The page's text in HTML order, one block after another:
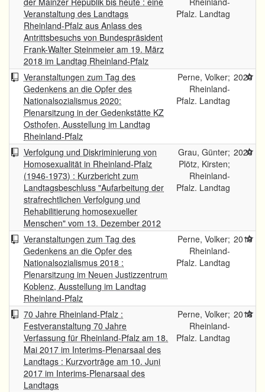
Veranstaltung des Landtags
Rheinland-Pfalz aus Anlass des
Antrittsbesuchs von Bundespräsident
Frank-Walter Steinmeier am 19. März
2018 im Landtag Rheinland-Pfalz
Pfalz. Landtag
Veranstaltungen zum Tag des
Gedenkens an die Opfer des
Nationalsozialismus 2020:
Plenarsitzung in der Gedenkstätte KZ
Osthofen, Ausstellung im Landtag
Rheinland-Pfalz
Perne, Volker;
Rheinland-
Pfalz. Landtag
2020
Verfolgung und Diskriminierung von
Homosexualität in Rheinland-Pfalz
(1946-1973) : Kurzbericht zum
Landtagsbeschluss "Aufarbeitung der
strafrechtlichen Verfolgung und
Rehabilitierung homosexueller
Menschen" vom 13. Dezember 2012
Grau, Günter;
Plötz, Kirsten;
Rheinland-
Pfalz. Landtag
2020
Veranstaltungen zum Tag des
Gedenkens an die Opfer des
Nationalsozialismus 2018 :
Plenarsitzung im Neuen Justizzentrum
Koblenz, Ausstellung im Landtag
Rheinland-Pfalz
Perne, Volker;
Rheinland-
Pfalz. Landtag
2019
70 Jahre Rheinland-Pfalz :
Festveranstaltung 70 Jahre
Verfassung für Rheinland-Pfalz am 18.
Mai 2017 im Interims-Plenarsaal des
Landtags : Kurzvorträge am 10. Juni
2017 im Interims-Plenarsaal des
Landtags
Perne, Volker;
Rheinland-
Pfalz. Landtag
2018